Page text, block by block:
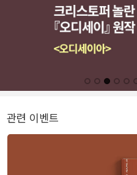
관련 이벤트